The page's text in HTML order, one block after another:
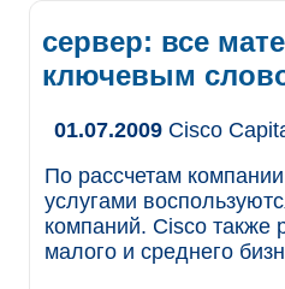
сервер: все
ключевым
01.07.2009 Cisco
По рассчетам
услугами
компаний. Cisco также
малого и среднего